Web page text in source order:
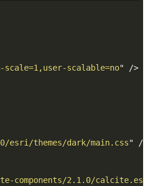
scalable=no"
/>
themes/dark/main.css"
/>
2.1.0/calcite.esm.js